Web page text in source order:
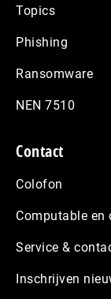
Topics
Phishing
Ransomware
NEN 7510
Contact
Colofon
Computable en
Service &
Inschrijven